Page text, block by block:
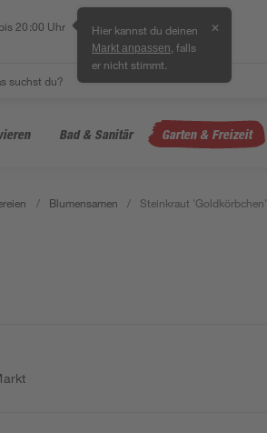
20:00 Uhr Hier kannst du deinen
Markt anpassen , falls
er nicht stimmt.
✕
Bad & Sanitär Garten & Freizeit
/ Blumensamen / Steinkraut 'Goldkörbchen'